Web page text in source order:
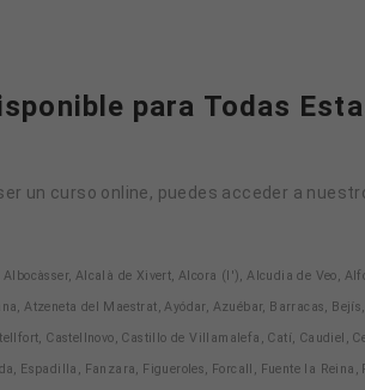
para Todas
un curso online, puedes acceder a
Albocàsser, Alcalà de Xivert, Alcora (l'), Alcudia de Veo,
Atzeneta del Maestrat, Ayódar, Azuébar, Barracas,
Castellnovo, Castillo de Villamalefa, Catí, Caudiel,
Espadilla, Fanzara, Figueroles, Forcall, Fuente la